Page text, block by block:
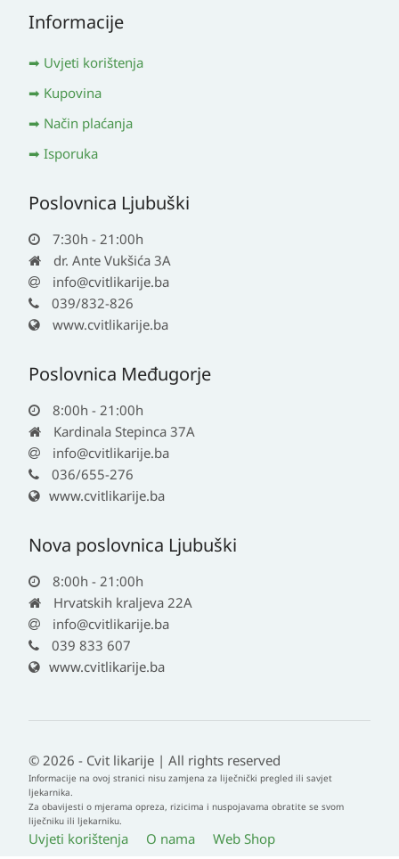
Informacije
Uvjeti korištenja
Kupovina
Način plaćanja
Isporuka
Poslovnica Ljubuški
7:30h - 21:00h
dr. Ante Vukšića 3A
info@cvitlikarije.ba
039/832-826
www.cvitlikarije.ba
Poslovnica Međugorje
8:00h - 21:00h
Kardinala Stepinca 37A
info@cvitlikarije.ba
036/655-276
www.cvitlikarije.ba
Nova poslovnica Ljubuški
8:00h - 21:00h
Hrvatskih kraljeva 22A
info@cvitlikarije.ba
039 833 607
www.cvitlikarije.ba
© 2026 - Cvit likarije | All rights reserved
Informacije na ovoj stranici nisu zamjena za liječnički pregled ili savjet
ljekarnika.
Za obavijesti o mjerama opreza, rizicima i nuspojavama obratite se svom
liječniku ili ljekarniku.
Uvjeti korištenja O nama Web Shop